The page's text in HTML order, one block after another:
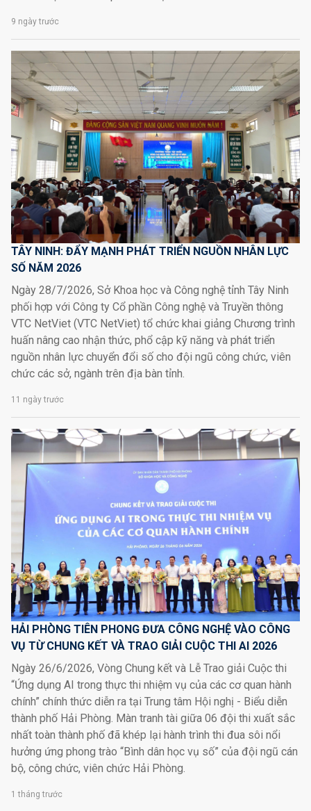
9 ngày trước
TÂY NINH: ĐẨY MẠNH PHÁT TRIỂN NGUỒN NHÂN LỰC
SỐ NĂM 2026
Ngày 28/7/2026, Sở Khoa học và Công nghệ tỉnh Tây Ninh
phối hợp với Công ty Cổ phần Công nghệ và Truyền thông
VTC NetViet (VTC NetViet) tổ chức khai giảng Chương trình
huấn nâng cao nhận thức, phổ cập kỹ năng và phát triển
nguồn nhân lực chuyển đổi số cho đội ngũ công chức, viên
chức các sở, ngành trên địa bàn tỉnh.
11 ngày trước
HẢI PHÒNG TIÊN PHONG ĐƯA CÔNG NGHỆ VÀO CÔNG
VỤ TỪ CHUNG KẾT VÀ TRAO GIẢI CUỘC THI AI 2026
Ngày 26/6/2026, Vòng Chung kết và Lễ Trao giải Cuộc thi
“Ứng dụng AI trong thực thi nhiệm vụ của các cơ quan hành
chính” chính thức diễn ra tại Trung tâm Hội nghị - Biểu diễn
thành phố Hải Phòng. Màn tranh tài giữa 06 đội thi xuất sắc
nhất toàn thành phố đã khép lại hành trình thi đua sôi nổi
hưởng ứng phong trào “Bình dân học vụ số” của đội ngũ cán
bộ, công chức, viên chức Hải Phòng.
1 tháng trước